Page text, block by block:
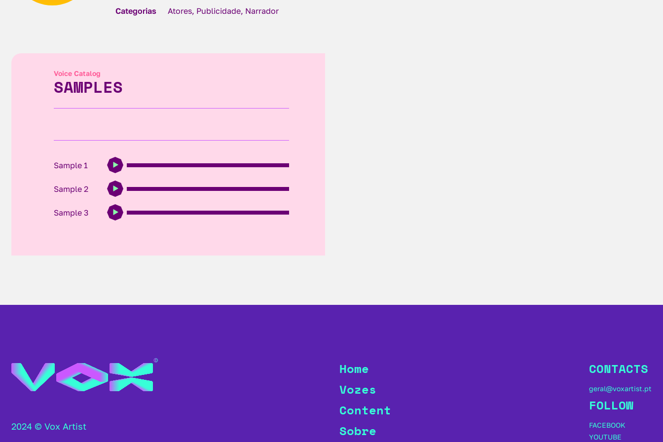
Categorias Atores, Publicidade, Narrador
Voice Catalog
SAMPLES
Sample 1
Sample 2
Sample 3
2024 © Vox Artist
Home
Vozes
Content
Sobre
CONTACTS
geral@voxartist.pt
FOLLOW
FACEBOOK
YOUTUBE